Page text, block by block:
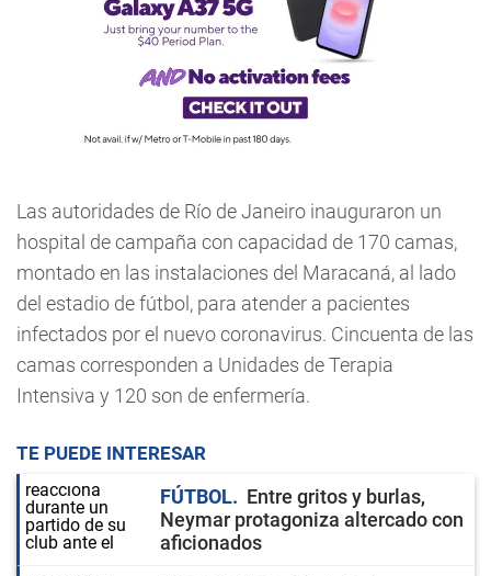
Las autoridades de Río de Janeiro inauguraron un
hospital de campaña con capacidad de 170 camas,
montado en las instalaciones del Maracaná, al lado
del estadio de fútbol, para atender a pacientes
infectados por el nuevo coronavirus. Cincuenta de las
camas corresponden a Unidades de Terapia
Intensiva y 120 son de enfermería.
TE PUEDE INTERESAR
FÚTBOL
Entre gritos y burlas,
Neymar protagoniza altercado con
aficionados